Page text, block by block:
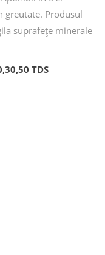
greutate. Produsul
suprafețe minerale
TDS